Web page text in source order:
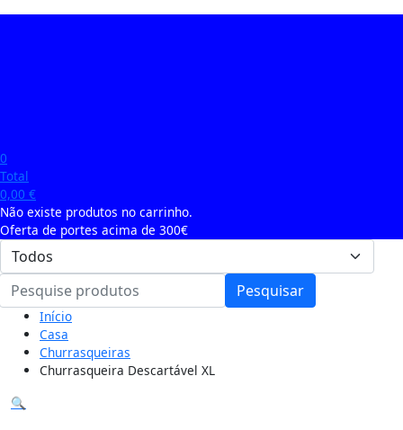
0
Total
0,00 €
Não existe produtos no carrinho.
Oferta de portes acima de 300€
Pesquisar
Início
Casa
Churrasqueiras
Churrasqueira Descartável XL
🔍